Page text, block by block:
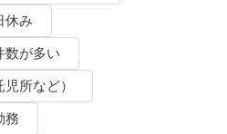
休み
数が多い
所など）
務